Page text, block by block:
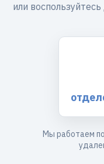
или
Мы работаем